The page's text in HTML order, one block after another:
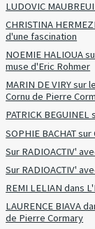
LUDOVIC
CHRISTINA
d'une fascination
NOEMIE HALIOUA
muse d'Eric Rohmer
MARIN DE VIRY sur
Cornu de Pierre
PATRICK
SOPHIE BACHAT
Sur RADIOACTIV'
Sur RADIOACTIV'
REMI LELIAN dans
LAURENCE BIAVA
de Pierre Cormary